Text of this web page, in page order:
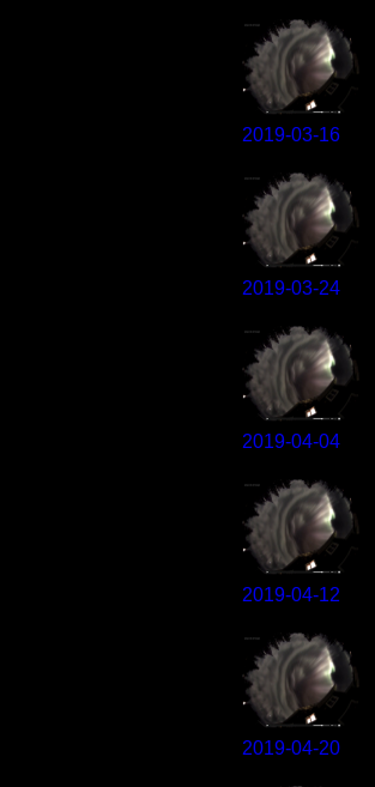
2019-03-16
2019-03-24
2019-04-04
2019-04-12
2019-04-20